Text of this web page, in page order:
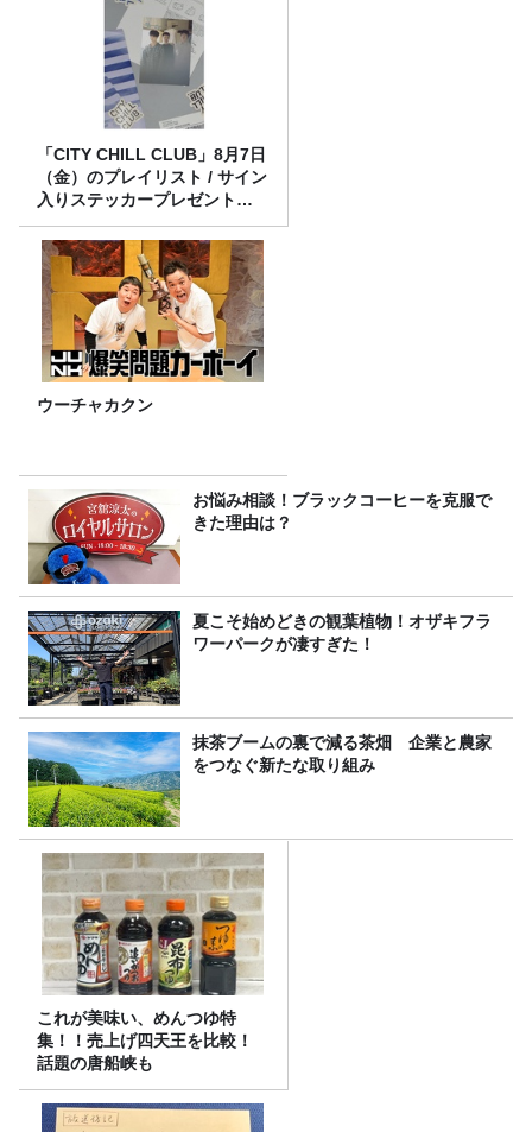
「CITY CHILL CLUB」8月7日
（金）のプレイリスト / サイン
入りステッカープレゼント有
り
ウーチャカクン
お悩み相談！ブラックコーヒーを克服で
きた理由は？
夏こそ始めどきの観葉植物！オザキフラ
ワーパークが凄すぎた！
抹茶ブームの裏で減る茶畑 企業と農家
をつなぐ新たな取り組み
これが美味い、めんつゆ特
集！！売上げ四天王を比較！
話題の唐船峡も